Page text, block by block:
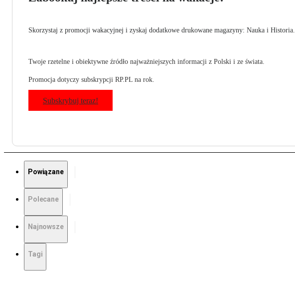
Skorzystaj z promocji wakacyjnej i zyskaj dodatkowe drukowane magazyny: Nauka i Historia.
Twoje rzetelne i obiektywne źródło najważniejszych informacji z Polski i ze świata.
Promocja dotyczy subskrypcji RP.PL na rok.
Subskrybuj teraz!
Powiązane
Polecane
Najnowsze
Tagi